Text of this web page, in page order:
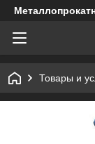
Товары и